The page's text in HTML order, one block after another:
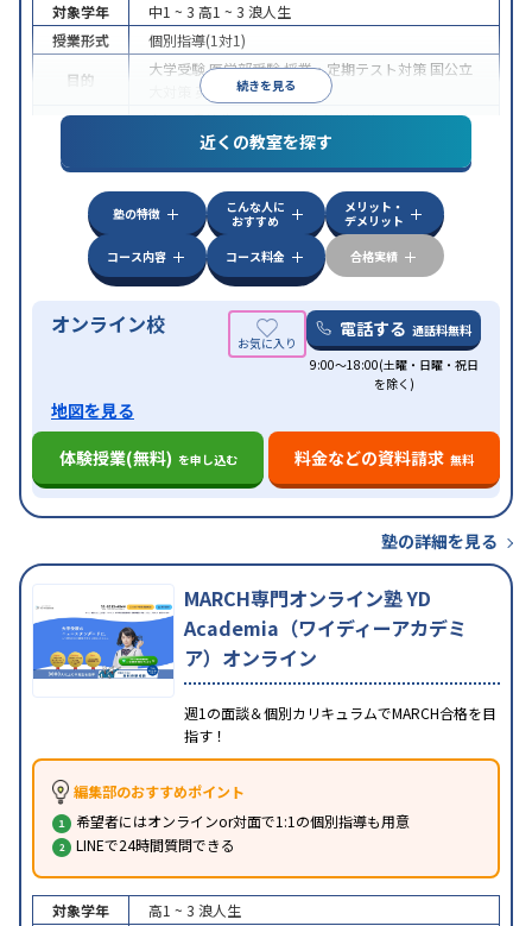
続きを見る
対象学年 中1 ~ 3 高1 ~ 3 浪人生
授業形式
個別指導(1対1)
目的
大学受験医学部受験授業・定期テスト対策 国公立
英検(英語検定)対策
中高一貫校生に対応授業の振替可能オンライン対
自習室あり
近くの教室を探す
塾の特徴
こんな人に
おすすめ
メリット・
デメリット
コース内容
コース料金 合格実績
オンライン校 電話する 通話料無料
9:00～18:00(土曜・日曜・祝日
を除く)
地図を見る
体験授業(無料) を申し込む 料金などの資料請求 無料
塾の詳細を見る
MARCH専門オンライン塾 YD
Academia（ワイディーアカデミ
ア）オンライン
週1の面談＆個別カリキュラムでMARCH合格を目
指す！
編集部のおすすめポイント
希望者にはオンラインor対面で1:1の個別指導も用意
LINEで24時間質問できる
対象学年 高1 ~ 3 浪人生